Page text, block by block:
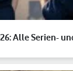
Alle Serien-